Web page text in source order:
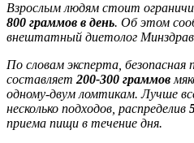
Взрослым людям стоит
800 граммов в день. Об этом
внештатный диетолог
По словам эксперта, безопасная
составляет 200-300 граммов
одному-двум ломтикам. Лучше
несколько подходов, распределив
приема пищи в течение дня.